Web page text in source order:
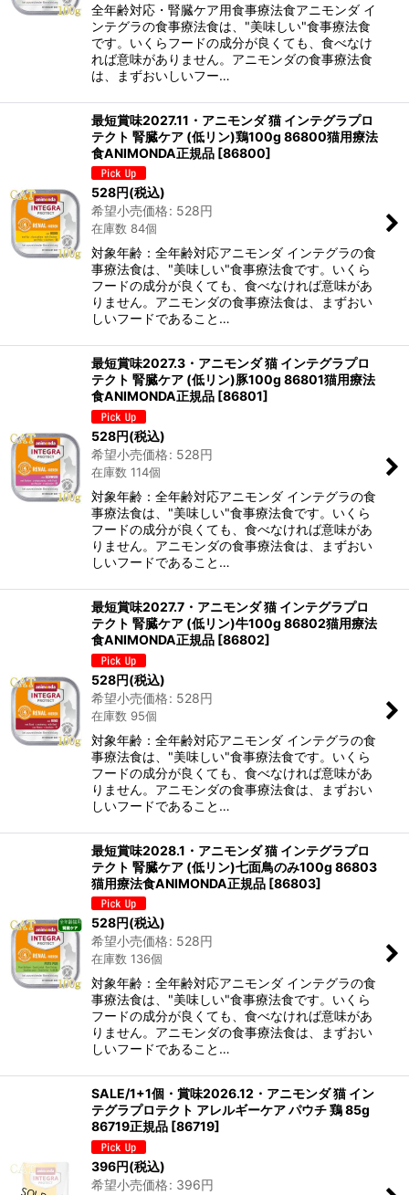
全年齢対応・腎臓ケア用食事療法食アニモンダ イ
ンテグラの食事療法食は、"美味しい"食事療法食
です。いくらフードの成分が良くても、食べなけ
れば意味がありません。アニモンダの食事療法食
は、まずおいしいフー…
最短賞味2027.11・アニモンダ 猫 インテグラプロ
テクト 腎臓ケア (低リン)鶏100g 86800猫用療法
食ANIMONDA正規品 [86800]
528円(税込)
希望小売価格: 528円
在庫数 84個
対象年齢：全年齢対応アニモンダ インテグラの食
事療法食は、"美味しい"食事療法食です。いくら
フードの成分が良くても、食べなければ意味があ
りません。アニモンダの食事療法食は、まずおい
しいフードであること…
最短賞味2027.3・アニモンダ 猫 インテグラプロ
テクト 腎臓ケア (低リン)豚100g 86801猫用療法
食ANIMONDA正規品 [86801]
528円(税込)
希望小売価格: 528円
在庫数 114個
対象年齢：全年齢対応アニモンダ インテグラの食
事療法食は、"美味しい"食事療法食です。いくら
フードの成分が良くても、食べなければ意味があ
りません。アニモンダの食事療法食は、まずおい
しいフードであること…
最短賞味2027.7・アニモンダ 猫 インテグラプロ
テクト 腎臓ケア (低リン)牛100g 86802猫用療法
食ANIMONDA正規品 [86802]
528円(税込)
希望小売価格: 528円
在庫数 95個
対象年齢：全年齢対応アニモンダ インテグラの食
事療法食は、"美味しい"食事療法食です。いくら
フードの成分が良くても、食べなければ意味があ
りません。アニモンダの食事療法食は、まずおい
しいフードであること…
最短賞味2028.1・アニモンダ 猫 インテグラプロ
テクト 腎臓ケア (低リン)七面鳥のみ100g 86803
猫用療法食ANIMONDA正規品 [86803]
528円(税込)
希望小売価格: 528円
在庫数 136個
対象年齢：全年齢対応アニモンダ インテグラの食
事療法食は、"美味しい"食事療法食です。いくら
フードの成分が良くても、食べなければ意味があ
りません。アニモンダの食事療法食は、まずおい
しいフードであること…
SALE/1+1個・賞味2026.12・アニモンダ 猫 イン
テグラプロテクト アレルギーケア パウチ 鶏 85g
86719正規品 [86719]
396円(税込)
希望小売価格: 396円